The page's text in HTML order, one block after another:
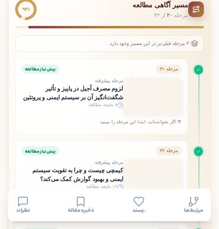
مسیر آگاهی مطالعه
مرحله ۴۰ از ۴۳
۹۳٪
۳۰ مرحله قبلی‌تر در این مسیر وجود دارد.
مرحله ۳۱ پیش‌نیاز مطالعه
مرحله پیشرفته
لزوم مصرف آجیل در پاییز و تأثیر
شگفت‌انگیز آن بر سیستم ایمنی و پروتئین
بدن۷ دقیقه مطالعه
اگر نخوانده‌اید، ابتدا این مرحله را ببینید
مرحله ۳۲ پیش‌نیاز مطالعه
مرحله پیشرفته
کیمچی چیست و چرا به تقویت سیستم
ایمنی و بهبود گوارش کمک می‌کند؟
۱۲ دقیقه مطالعه
اگر نخوانده‌اید، ابتدا این مرحله را ببینید
مرتبط‌ها ۰ پسند ذخیره مقاله نظرات